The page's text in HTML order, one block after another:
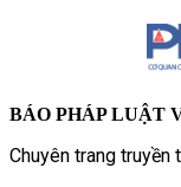
BÁO PHÁP LUẬT
Chuyên trang truyền